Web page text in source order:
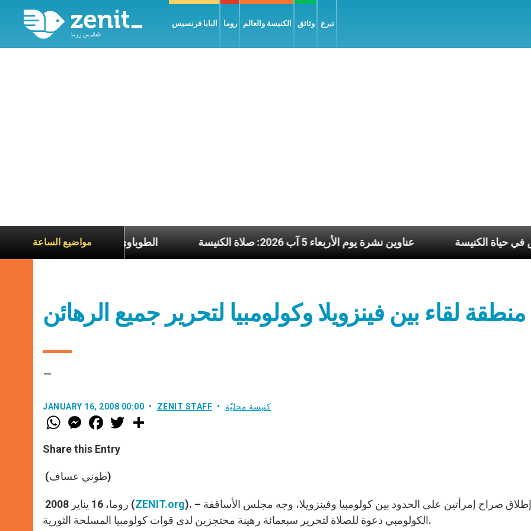
البابا فرنسيس روما الكنيسة والعالم وثائق تبرع
مواضيع الساعة
الطوباوي البطريرك عناوين نشرة يوم الأربعاء 5 آب 2026: صلاة الكنيسة هما النَّفَس في حياة الكنيسة
منطقة لقاء بين فينزويلا وكولومبيا لتحرير جميع الرهائن
–
JANUARY 16, 2008 00:00 ZENIT STAFF كنيسة محليّة
W
h
t
s
p
p
M
e
s
e
g
e
F
a
e
b
o
k
w
Share this Entry
(طوني عساف)
روما، 16 يناير 2008 (ZENIT.org). – صراح إمرأتين على الحدود بين كولومبيا وفينزويلا، وجه مجلس الأساقفة
الكولومبي دعوة للصلاة لتحرير سبعمائة رهينة محتجزين لدى قوات كولومبيا المسلحة الثورية.